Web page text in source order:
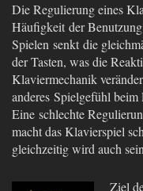
Die Regulierung eines
Häufigkeit der
Spielen senkt die
der Tasten, was die
Klaviermechanik
anderes Spielgefühl beim
Eine schlechte
macht das Klavierspiel
gleichzeitig wird auch
Ziel